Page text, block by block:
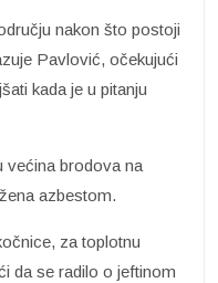
nakon što postoji
Pavlović, očekujući
kada je u pitanju
većina brodova na
azbestom.
za toplotnu
da se radilo o jeftinom